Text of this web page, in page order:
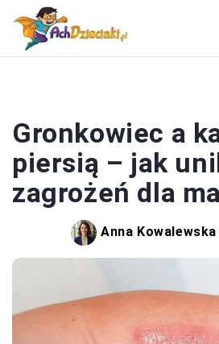
Gronkowiec a
piersią – jak
zagrożeń dla
Anna Kowalewska